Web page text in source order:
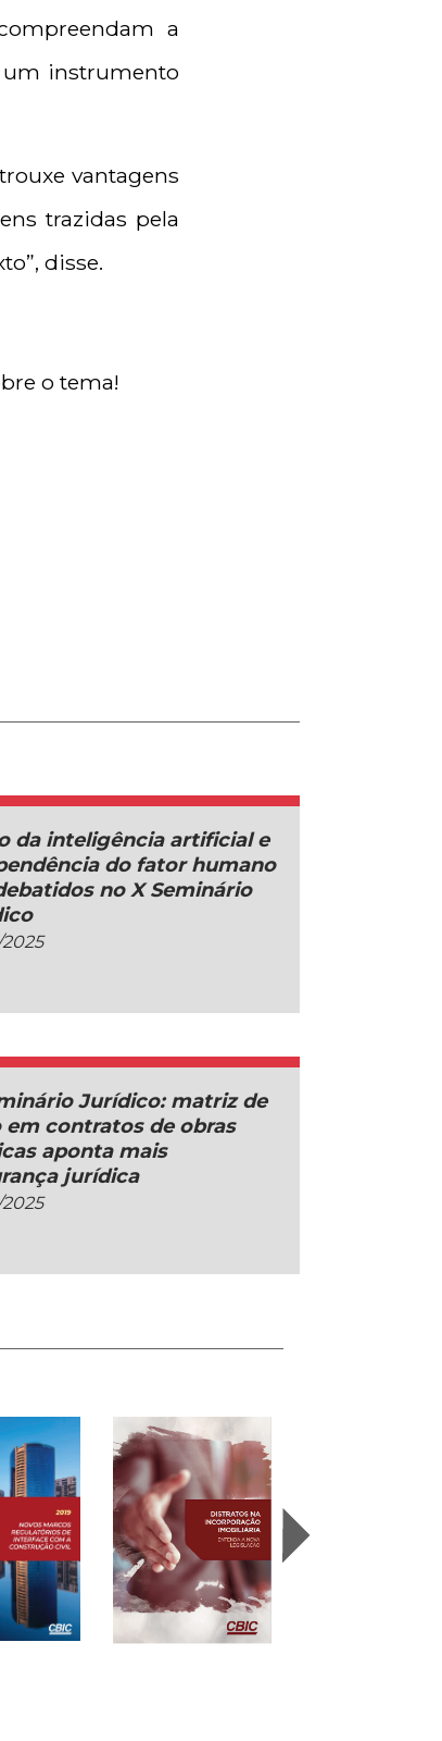
a
instrumento
vantagens
trazidas pela
disse.
o tema!
da inteligência artificial e
do fator humano
no X Seminário
Jurídico: matriz de
em contratos de obras
aponta mais
jurídica